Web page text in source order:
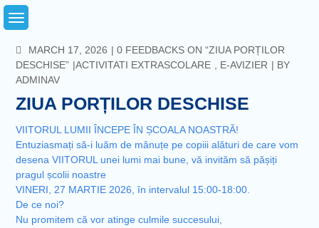
Skip
MARCH 17, 2026
COMMENTS
0 FEEDBACKS ON “ZIUA PORȚILOR
DESCHISE” ACTIVITATI EXTRASCOLARE E-AVIZIER
BY
ADMINAV
ZIUA PORȚILOR DESCHISE
VIITORUL LUMII ÎNCEPE ÎN ȘCOALA NOASTRĂ!
Entuziasmați să-i luăm de mânuțe pe copiii alături de care vom
desena VIITORUL unei lumi mai bune, vă invităm să pășiți
pragul școlii noastre
VINERI, 27 MARTIE 2026, în intervalul 15:00-18:00.
De ce noi?
Nu promitem că vor atinge culmile succesului,